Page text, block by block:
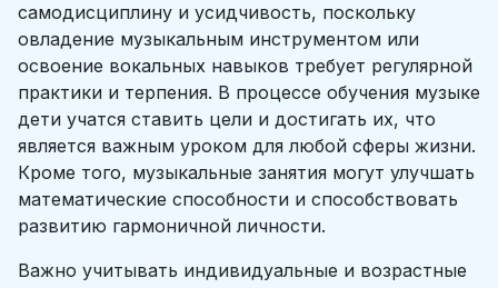
самодисциплину и усидчивость, поскольку
овладение музыкальным инструментом или
освоение вокальных навыков требует регулярной
практики и терпения. В процессе обучения музыке
дети учатся ставить цели и достигать их, что
является важным уроком для любой сферы жизни.
Кроме того, музыкальные занятия могут улучшать
математические способности и способствовать
развитию гармоничной личности.
Важно учитывать индивидуальные и возрастные